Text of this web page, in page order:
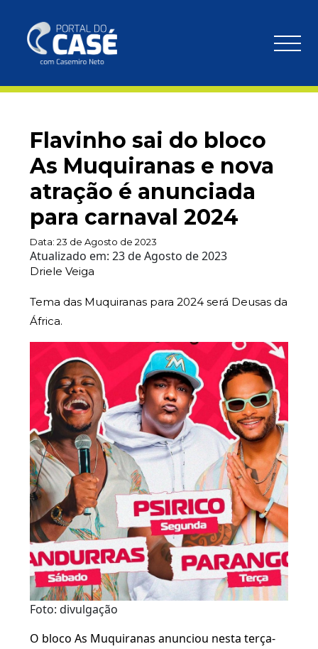
Flavinho sai do bloco
As Muquiranas e nova
atração é anunciada
para carnaval 2024
Data: 23 de Agosto de 2023
Atualizado em: 23 de Agosto de 2023
Driele Veiga
Tema das Muquiranas para 2024 será Deusas da
África.
Foto: divulgação
O bloco As Muquiranas anunciou nesta terça-